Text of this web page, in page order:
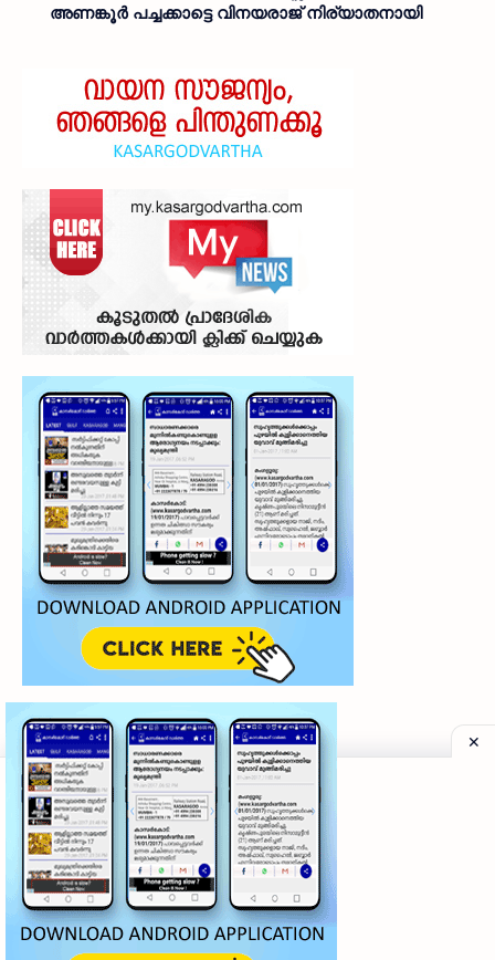
അണങ്കൂർ പച്ചക്കാട്ടെ വിനയരാജ് നിര്യാതനായി
©2026‧My Kasaragod Vartha | LATEST KASARAGOD
Privacy Policy
Grievance Redressal